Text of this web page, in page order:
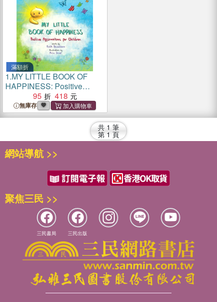
滿額折
1.MY LITTLE BOOK OF
HAPPINESS: Positive
Affirmations for Children
95 418
無庫存
共 1 筆
第 1 頁
網站導航 >>
聚焦三民 >>
三民書局 三民出版